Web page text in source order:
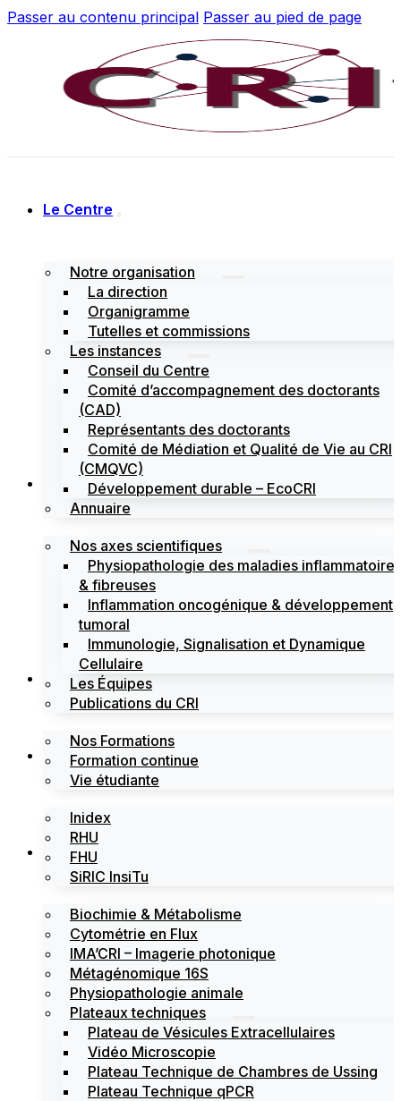
Passer au contenu principal Passer au pied de page
Le Centre
Notre organisation
La direction
Organigramme
Tutelles et commissions
Les instances
Conseil du Centre
Comité d’accompagnement des doctorants
(CAD)
Représentants des doctorants
Comité de Médiation et Qualité de Vie au CRI
(CMQVC)
Développement durable – EcoCRI
Annuaire
Recherche
Nos axes scientifiques
Physiopathologie des maladies inflammatoires
& fibreuses
Inflammation oncogénique & développement
tumoral
Immunologie, Signalisation et Dynamique
Cellulaire
Les Équipes
Publications du CRI
Formations
Nos Formations
Formation continue
Vie étudiante
Labels
Inidex
RHU
FHU
SiRIC InsiTu
Les plateformes
Biochimie & Métabolisme
Cytométrie en Flux
IMA’CRI – Imagerie photonique
Métagénomique 16S
Physiopathologie animale
Plateaux techniques
Plateau de Vésicules Extracellulaires
Vidéo Microscopie
Plateau Technique de Chambres de Ussing
Plateau Technique qPCR